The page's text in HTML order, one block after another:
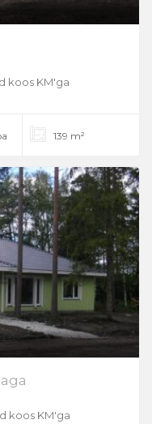
koos KM'ga
139 m²
koos KM'ga